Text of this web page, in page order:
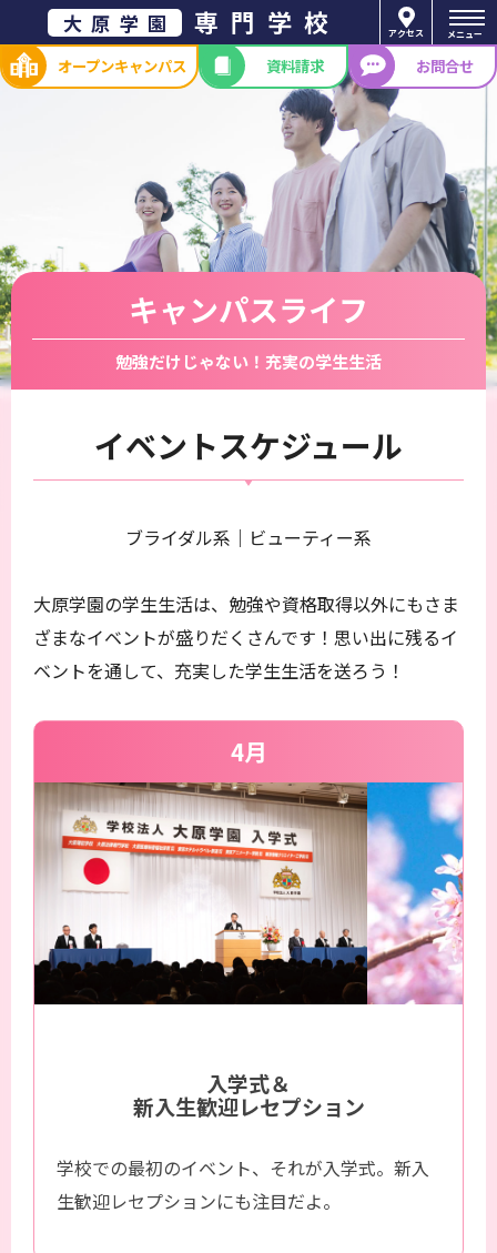
大原学園 専門学校 アクセス メニュー
オープンキャンパス 資料請求 お問合せ
キャンパスライフ
勉強だけじゃない！充実の学生生活
イベントスケジュール
ブライダル系｜ビューティー系
大原学園の学生生活は、勉強や資格取得以外にもさま
ざまなイベントが盛りだくさんです！思い出に残るイ
ベントを通して、充実した学生生活を送ろう！
4月
入学式＆
新入生歓迎レセプション
学校での最初のイベント、それが入学式。新入
生歓迎レセプションにも注目だよ。